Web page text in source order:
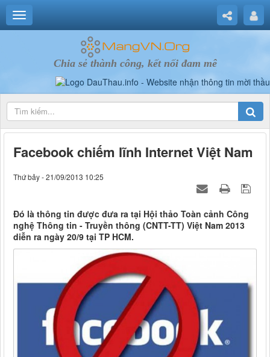
Chia sẻ thành công, kết nối đam mê
Facebook chiếm lĩnh Internet Việt Nam
Thứ bảy - 21/09/2013 10:25
Đó là thông tin được đưa ra tại Hội thảo Toàn cảnh Công
nghệ Thông tin - Truyền thông (CNTT-TT) Việt Nam 2013
diễn ra ngày 20/9 tại TP HCM.